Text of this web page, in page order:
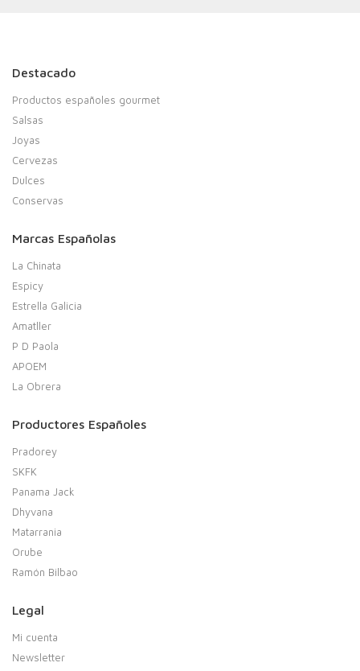
Destacado
Productos españoles gourmet
Salsas
Joyas
Cervezas
Dulces
Conservas
Marcas Españolas
La Chinata
Espicy
Estrella Galicia
Amatller
P D Paola
APOEM
La Obrera
Productores Españoles
Pradorey
SKFK
Panama Jack
Dhyvana
Matarrania
Orube
Ramón Bilbao
Legal
Mi cuenta
Newsletter